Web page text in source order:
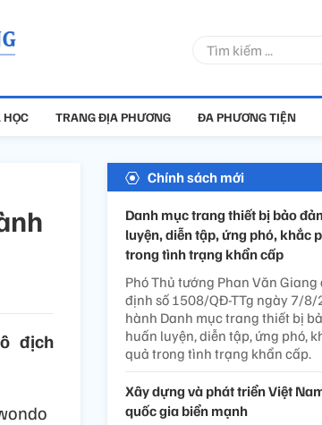
HỌC TRANG ĐỊA PHƯƠNG ĐA PHƯƠNG TIỆN
địch
Chính sách mới
Danh mục trang thiết bị bảo
luyện, diễn tập, ứng phó, khắc
trong tình trạng khẩn cấp
Phó Thủ tướng Phan Văn Giang
định số 1508/QĐ-TTg ngày 7/8/
hành Danh mục trang thiết bị
huấn luyện, diễn tập, ứng phó,
quả trong tình trạng khẩn cấp.
Xây dựng và phát triển Việt
quốc gia biển mạnh